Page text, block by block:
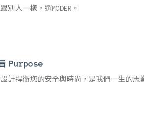
別人一樣，選MODER。
Purpose
計捍衛您的安全與時尚，是我們一生的志